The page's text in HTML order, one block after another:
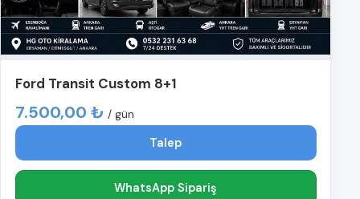
Ford Transit Custom 8+1
7.500,00 ₺ / gün
Talep
WhatsApp Sipariş